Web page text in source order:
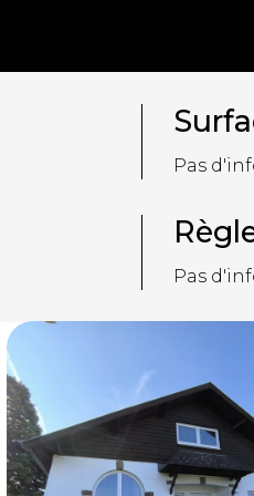
Pas
Pas